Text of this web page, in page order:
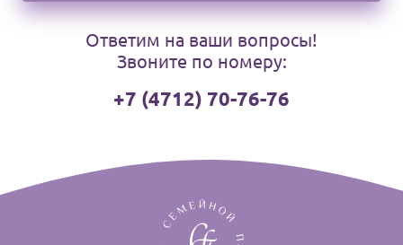
Ответим на ваши вопросы!
Звоните по номеру:
+7 (4712) 70-76-76